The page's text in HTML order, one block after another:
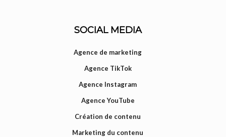
SOCIAL MEDIA
Agence de marketing
Agence TikTok
Agence Instagram
Agence YouTube
Création de contenu
Marketing du contenu